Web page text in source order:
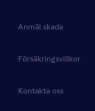
Anmäl skada
Försäkringsvillkor
Kontakta oss